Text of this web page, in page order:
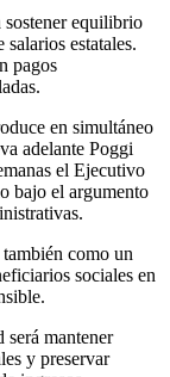
equilibrio
estatales.
pagos
en simultáneo
adelante Poggi
el Ejecutivo
bajo el argumento
como un
sociales en
mantener
y preservar